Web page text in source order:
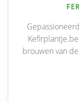
brouwen van